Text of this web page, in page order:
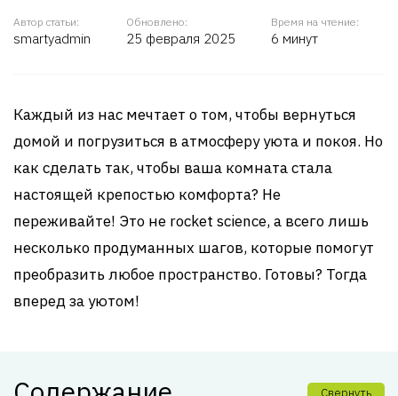
Автор статьи:
smartyadmin
Обновлено:
25 февраля 2025
Время на чтение:
6 минут
Каждый из нас мечтает о том, чтобы вернуться
домой и погрузиться в атмосферу уюта и покоя. Но
как сделать так, чтобы ваша комната стала
настоящей крепостью комфорта? Не
переживайте! Это не rocket science, а всего лишь
несколько продуманных шагов, которые помогут
преобразить любое пространство. Готовы? Тогда
вперед за уютом!
Свернуть